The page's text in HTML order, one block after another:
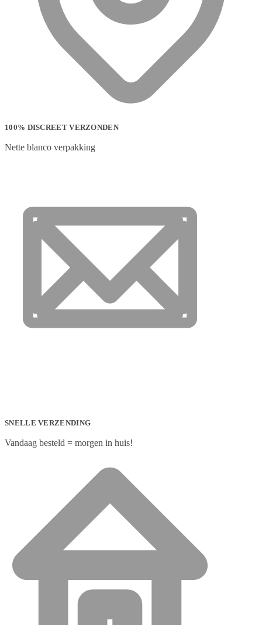
100% DISCREET VERZONDEN
Nette blanco verpakking
SNELLE VERZENDING
Vandaag besteld = morgen in huis!